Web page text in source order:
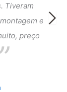
Tiveram
e
preço